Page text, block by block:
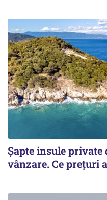
Șapte insule private
vânzare. Ce prețuri